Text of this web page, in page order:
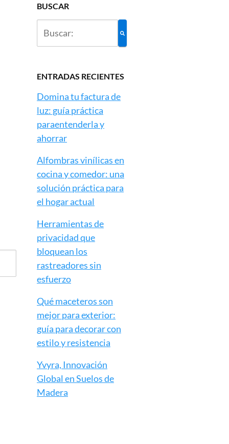
BUSCAR
ENTRADAS RECIENTES
Domina tu factura de
luz: guía práctica
paraentenderla y
ahorrar
Alfombras vinílicas en
cocina y comedor: una
solución práctica para
el hogar actual
Herramientas de
privacidad que
bloquean los
rastreadores sin
esfuerzo
Qué maceteros son
mejor para exterior:
guía para decorar con
estilo y resistencia
Yvyra, Innovación
Global en Suelos de
Madera